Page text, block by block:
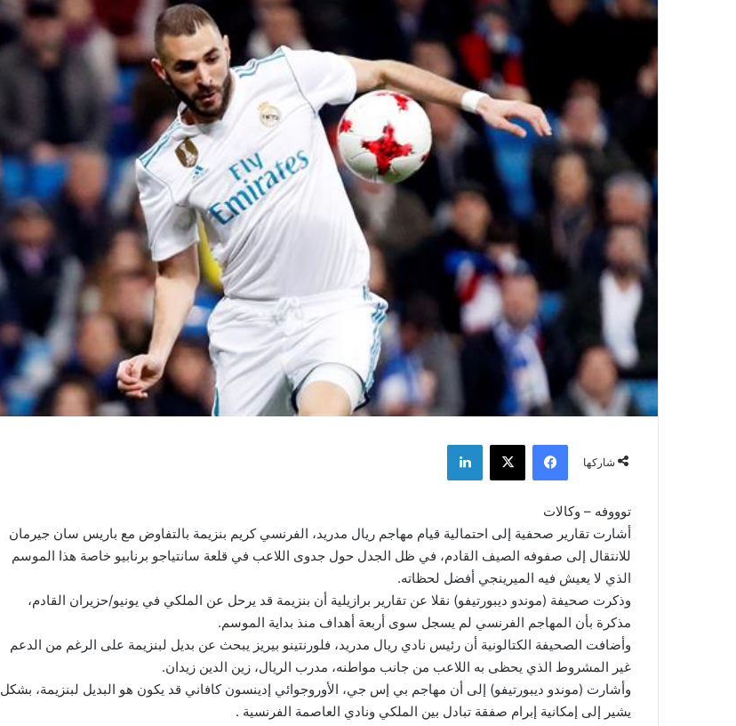
شاركها
فيسبوك ‫X لينكدإن
توووفه – وكالات
أشارت تقارير صحفية إلى احتمالية قيام مهاجم ريال مدريد، الفرنسي كريم بنزيمة بالتفاوض مع باريس سان جيرمان
للانتقال إلى صفوفه الصيف القادم، في ظل الجدل حول جدوى اللاعب في قلعة سانتياجو برنابيو خاصة هذا الموسم
الذي لا يعيش فيه الميرينجي أفضل لحظاته.
وذكرت صحيفة (موندو ديبورتيفو) نقلا عن تقارير برازيلية أن بنزيمة قد يرحل عن الملكي في يونيو/حزيران القادم،
مذكرة بأن المهاجم الفرنسي لم يسجل سوى أربعة أهداف منذ بداية الموسم.
وأضافت الصحيفة الكتالونية أن رئيس نادي ريال مدريد، فلورنتينو بيريز يبحث عن بديل لبنزيمة على الرغم من الدعم
غير المشروط الذي يحظى به اللاعب من جانب مواطنه، مدرب الريال، زين الدين زيدان.
وأشارت (موندو ديبورتيفو) إلى أن مهاجم بي إس جي، الأوروجوائي إدينسون كافاني قد يكون هو البديل لبنزيمة، بشكل
يشير إلى إمكانية إبرام صفقة تبادل بين الملكي ونادي العاصمة الفرنسية .